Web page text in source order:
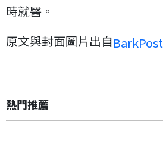
時就醫。
原文與封面圖片出自BarkPost
熱門推薦